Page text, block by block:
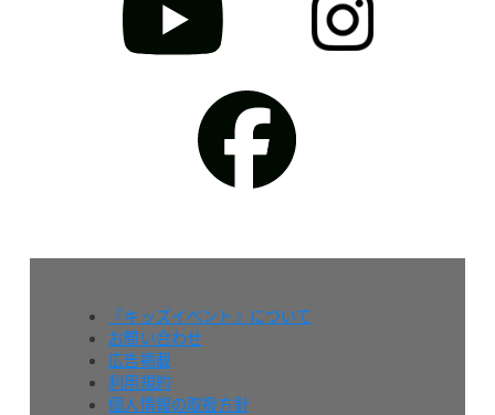
『キッズイベント』について
お問い合わせ
広告掲載
利用規約
個人情報の取扱方針